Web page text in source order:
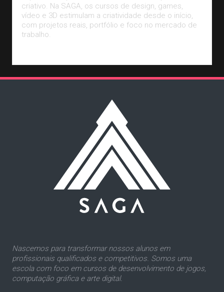
criativo. Na SAGA, os cursos de design, games,
vídeo e 3D estimulam a criatividade desde o início,
com projetos reais, portfólio e foco no mercado de
trabalho.
Nascemos para transformar nossos alunos em
profissionais qualificados e competitivos. Somos uma
escola com foco em cursos de desenvolvimento de jogos,
computação gráfica e arte digital.